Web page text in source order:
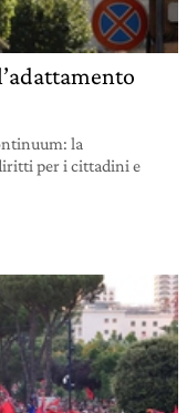
la
per i cittadini e